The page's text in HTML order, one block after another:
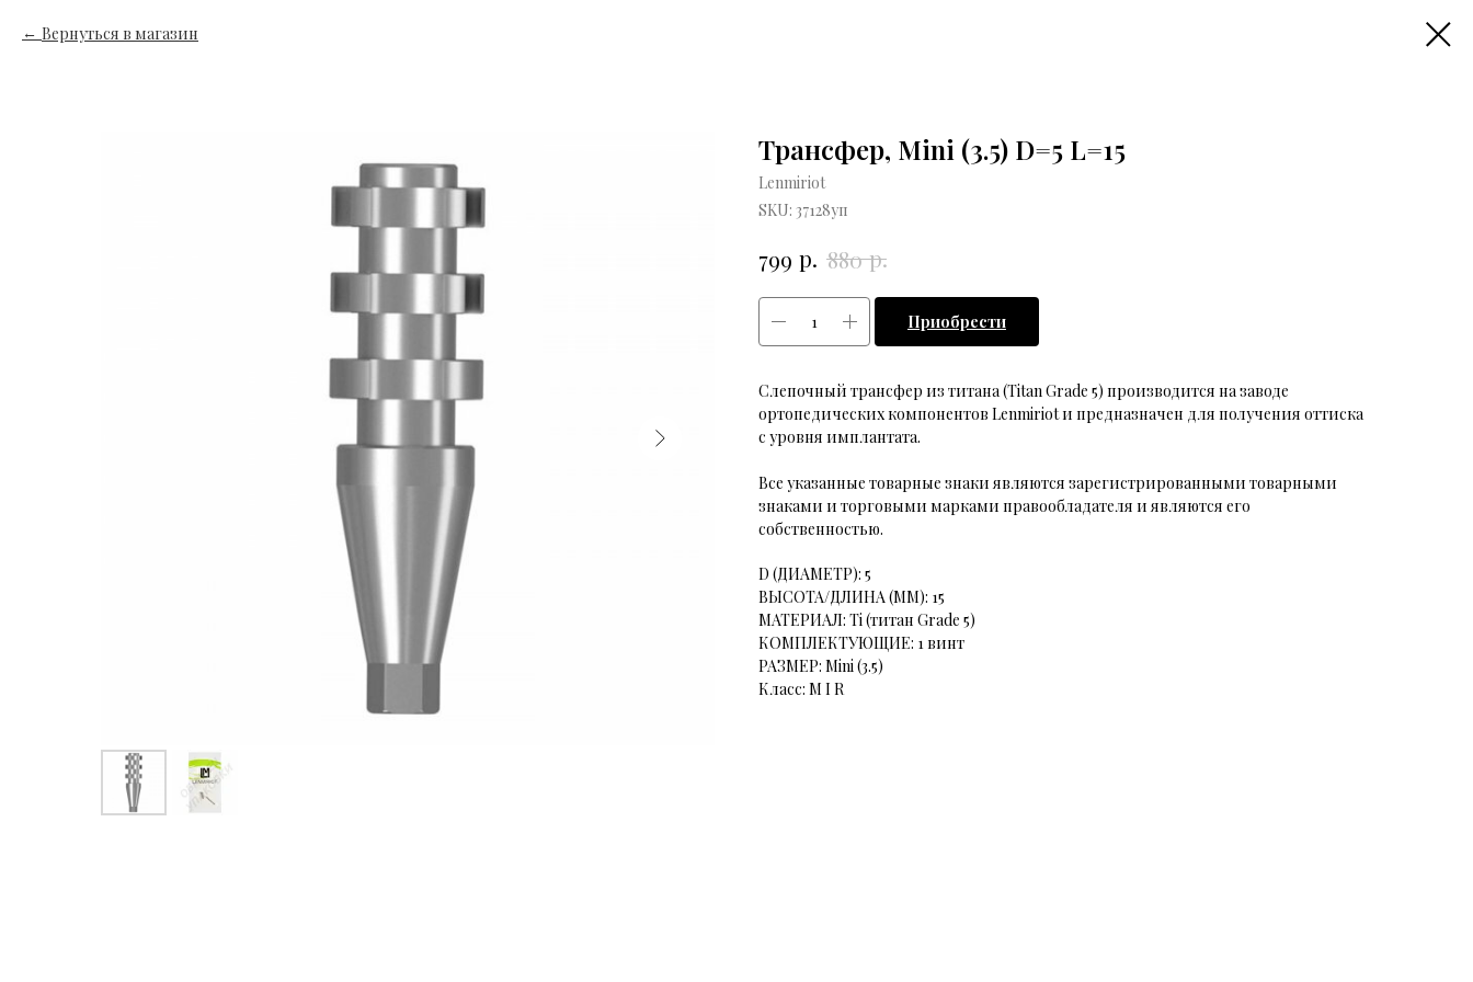
Вернуться в магазин
Трансфер, Mini (3.5) D=5 L=15
Lenmiriot
SKU: 37128уп
799 р. 880 р.
Приобрести
Слепочный трансфер из титана (Titan Grade 5) производится на заводе
ортопедических компонентов Lenmiriot и предназначен для получения оттиска
с уровня имплантата.
Все указанные товарные знаки являются зарегистрированными товарными
знаками и торговыми марками правообладателя и являются его
собственностью.
D (ДИАМЕТР): 5
ВЫСОТА/ДЛИНА (ММ): 15
МАТЕРИАЛ: Ti (титан Grade 5)
КОМПЛЕКТУЮЩИЕ: 1 винт
РАЗМЕР: Mini (3.5)
Класс: M I R